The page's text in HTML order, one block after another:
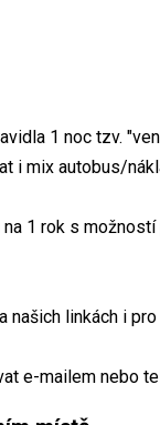
1 noc tzv.
i mix autobus/
1 rok s
našich linkách i
e-mailem nebo